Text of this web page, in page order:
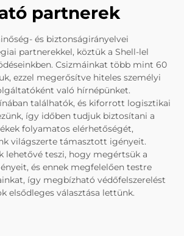
partnerek
és biztonságirányelvei
partnerekkel, köztük a Shell-lel
Csizmáinkat több mint 60
ezzel megerősítve hiteles személyi
való hírnépünket.
találhatók, és kiforrott logisztikai
így időben tudjuk biztosítani a
folyamatos elérhetőségét,
világszerte támasztott igényeit.
lehetővé teszi, hogy megértsük a
és ennek megfelelően testre
így megbízható védőfelszerelést
elsődleges választása lettünk.